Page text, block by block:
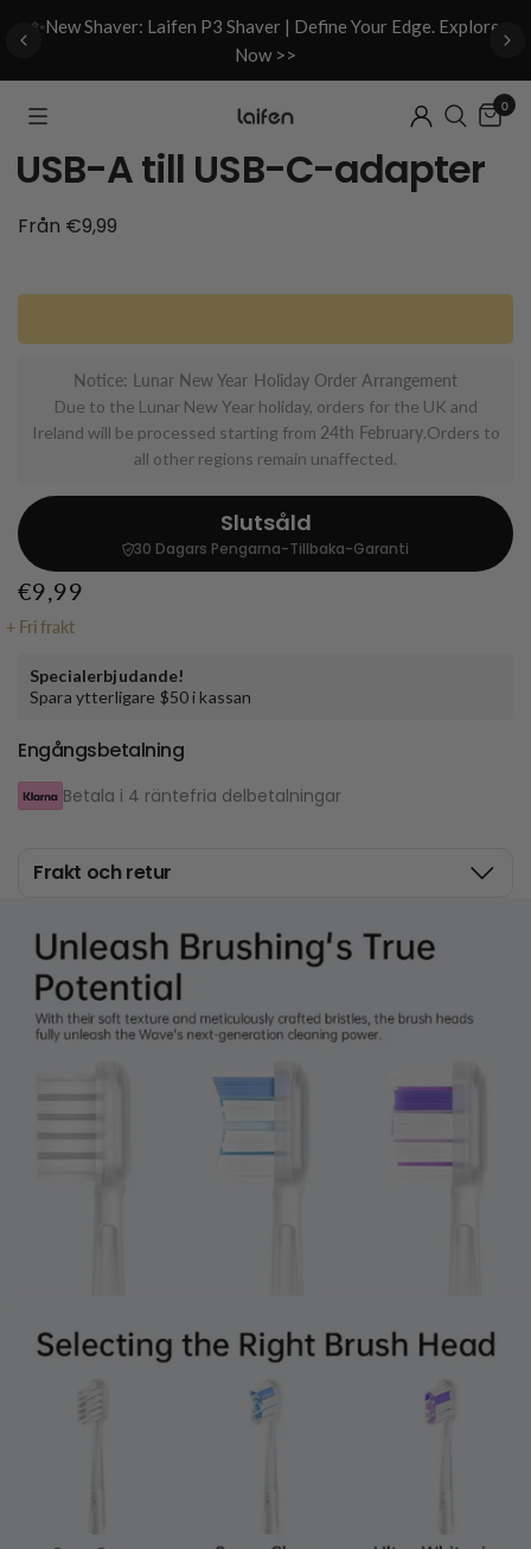
✨New Shaver: Laifen P3 Shaver | Define Your Edge. Explore
Now >>
0
USB-A till USB-C-adapter
Från €9,99
Notice: Lunar New Year Holiday Order Arrangement
Due to the Lunar New Year holiday, orders for the UK and
Ireland will be processed starting from 24th February.Orders to
all other regions remain unaffected.
Slutsåld
30 Dagars Pengarna-Tillbaka-Garanti
€9,99
+ Fri frakt
Specialerbjudande!
Spara ytterligare $50 i kassan
Engångsbetalning
Betala i 4 räntefria delbetalningar
Frakt och retur